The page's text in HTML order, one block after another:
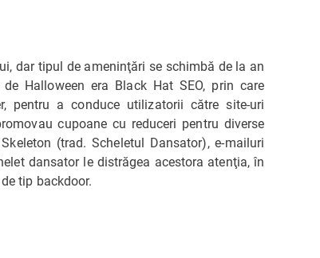
dar tipul de ameninţări se schimbă de la an
Halloween era Black Hat SEO, prin care
pentru a conduce utilizatorii către site-uri
cupoane cu reduceri pentru diverse
(trad. Scheletul Dansator), e-mailuri
dansator le distrăgea acestora atenţia, în
tip backdoor.